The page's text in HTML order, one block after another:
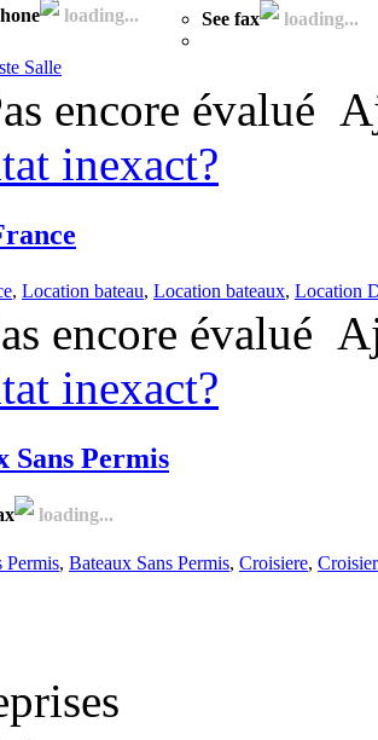
loading... See fax loading...
Salle
encore évalué
inexact?
, Location bateau, Location bateaux, Location
encore évalué
inexact?
Sans Permis
loading...
Permis, Bateaux Sans Permis, Croisiere,